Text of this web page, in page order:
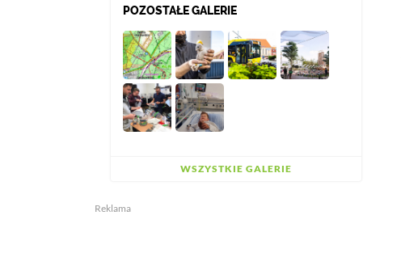
POZOSTAŁE GALERIE
WSZYSTKIE GALERIE
Reklama